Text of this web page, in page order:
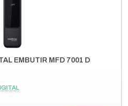
EMBUTIR MFD 7001 D